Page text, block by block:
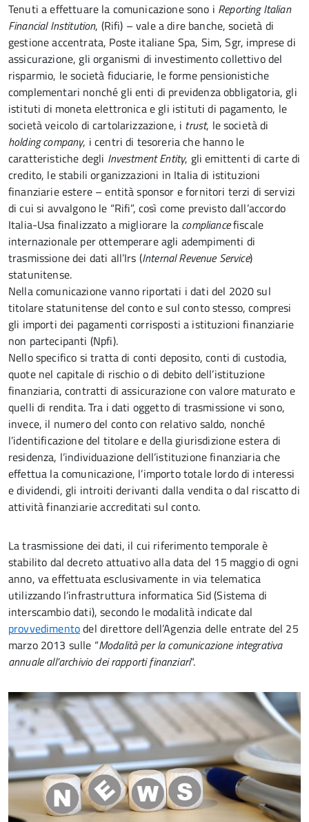
Tenuti a effettuare la comunicazione sono i Reporting Italian
Financial Institution, (Rifi) – vale a dire banche, società di
gestione accentrata, Poste italiane Spa, Sim, Sgr, imprese di
assicurazione, gli organismi di investimento collettivo del
risparmio, le società fiduciarie, le forme pensionistiche
complementari nonché gli enti di previdenza obbligatoria, gli
istituti di moneta elettronica e gli istituti di pagamento, le
società veicolo di cartolarizzazione, i trust, le società di
holding company, i centri di tesoreria che hanno le
caratteristiche degli Investment Entity, gli emittenti di carte di
credito, le stabili organizzazioni in Italia di istituzioni
finanziarie estere – entità sponsor e fornitori terzi di servizi
di cui si avvalgono le “Rifi”, così come previsto dall’accordo
Italia-Usa finalizzato a migliorare la compliancefiscale
internazionale per ottemperare agli adempimenti di
trasmissione dei dati all’Irs (Internal Revenue Service)
statunitense.
Nella comunicazione vanno riportati i dati del 2020 sul
titolare statunitense del conto e sul conto stesso, compresi
gli importi dei pagamenti corrisposti a istituzioni finanziarie
non partecipanti (Npfi).
Nello specifico si tratta di conti deposito, conti di custodia,
quote nel capitale di rischio o di debito dell’istituzione
finanziaria, contratti di assicurazione con valore maturato e
quelli di rendita. Tra i dati oggetto di trasmissione vi sono,
invece, il numero del conto con relativo saldo, nonché
l’identificazione del titolare e della giurisdizione estera di
residenza, l’individuazione dell’istituzione finanziaria che
effettua la comunicazione, l’importo totale lordo di interessi
e dividendi, gli introiti derivanti dalla vendita o dal riscatto di
attività finanziarie accreditati sul conto.
La trasmissione dei dati, il cui riferimento temporale è
stabilito dal decreto attuativo alla data del 15 maggio di ogni
anno, va effettuata esclusivamente in via telematica
utilizzando l’infrastruttura informatica Sid (Sistema di
interscambio dati), secondo le modalità indicate dal
provvedimentodel direttore dell’Agenzia delle entrate del 25
marzo 2013 sulle “Modalità per la comunicazione integrativa
annuale all’archivio dei rapporti finanziari“.